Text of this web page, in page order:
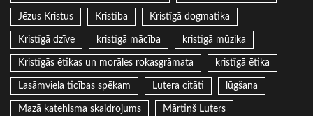
Jēzus Kristus Kristība Kristīgā dogmatika
Kristīgā dzīve kristīgā mācība kristīgā mūzika
Kristīgās ētikas un morāles rokasgrāmata kristīgā ētika
Lasāmviela ticības spēkam Lutera citāti lūgšana
Mazā katehisma skaidrojums Mārtiņš Luters